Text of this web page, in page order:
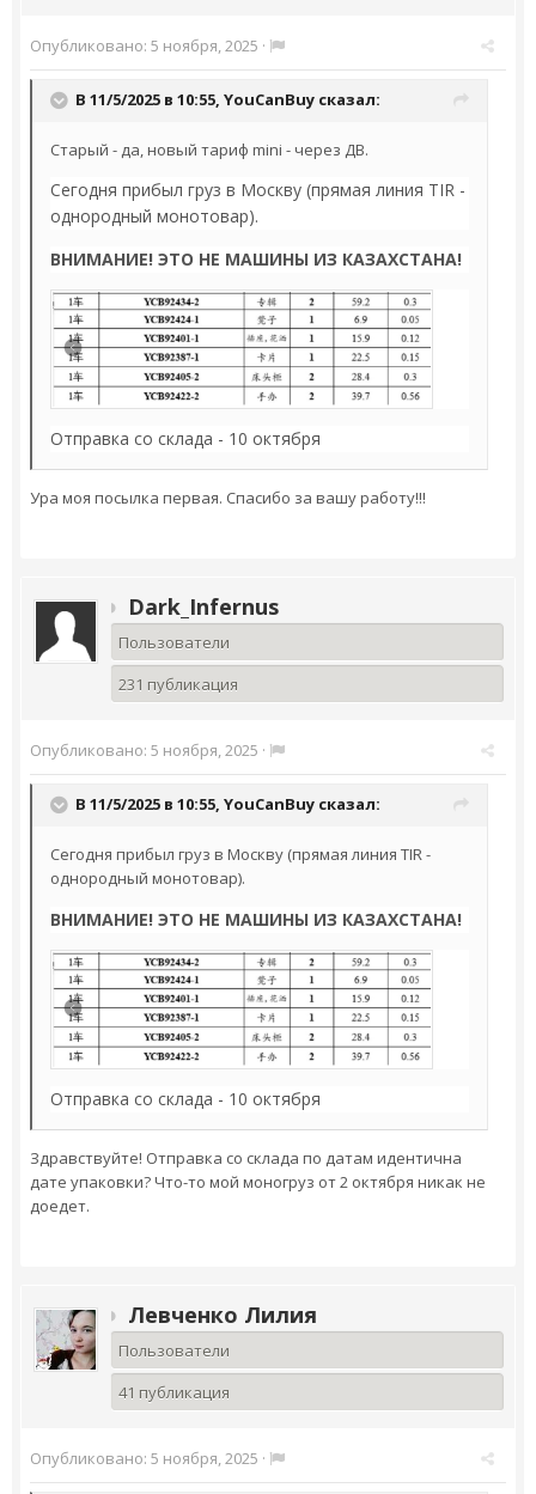
Опубликовано: 5 ноября, 2025 ·
В 11/5/2025 в 10:55, YouCanBuy сказал:
Старый - да, новый тариф mini - через ДВ.
Сегодня прибыл груз в Москву (прямая линия TIR -
однородный монотовар).
ВНИМАНИЕ! ЭТО НЕ МАШИНЫ ИЗ КАЗАХСТАНА!
Отправка со склада - 10 октября
Ура моя посылка первая. Спасибо за вашу работу!!!
Dark_Infernus
Пользователи
231 публикация
Опубликовано: 5 ноября, 2025 ·
В 11/5/2025 в 10:55, YouCanBuy сказал:
Сегодня прибыл груз в Москву (прямая линия TIR -
однородный монотовар).
ВНИМАНИЕ! ЭТО НЕ МАШИНЫ ИЗ КАЗАХСТАНА!
Отправка со склада - 10 октября
Здравствуйте! Отправка со склада по датам идентична
дате упаковки? Что-то мой моногруз от 2 октября никак не
доедет.
Левченко Лилия
Пользователи
41 публикация
Опубликовано: 5 ноября, 2025 ·